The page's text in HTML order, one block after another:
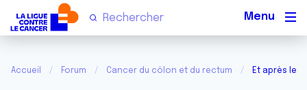
Accueil Forum Cancer du côlon et du rectum Et après les